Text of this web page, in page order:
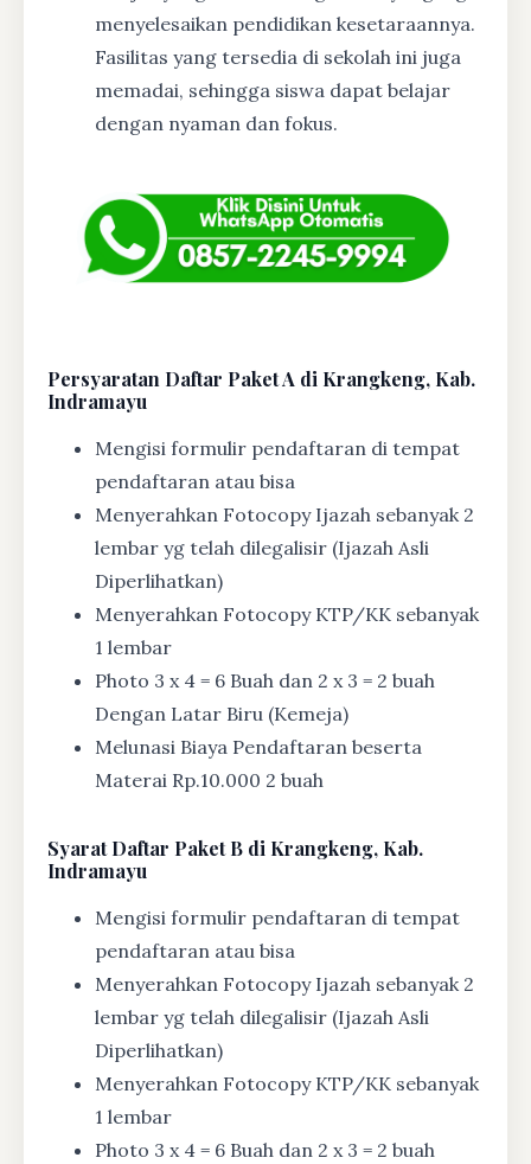
menyelesaikan pendidikan kesetaraannya.
Fasilitas yang tersedia di sekolah ini juga
memadai, sehingga siswa dapat belajar
dengan nyaman dan fokus.
Persyaratan Daftar Paket A di Krangkeng, Kab.
Indramayu
Mengisi formulir pendaftaran di tempat
pendaftaran atau bisa
Menyerahkan Fotocopy Ijazah sebanyak 2
lembar yg telah dilegalisir (Ijazah Asli
Diperlihatkan)
Menyerahkan Fotocopy KTP/KK sebanyak
1 lembar
Photo 3 x 4 = 6 Buah dan 2 x 3 = 2 buah
Dengan Latar Biru (Kemeja)
Melunasi Biaya Pendaftaran beserta
Materai Rp.10.000 2 buah
SyaratDaftar Paket B di Krangkeng, Kab.
Indramayu
Mengisi formulir pendaftaran di tempat
pendaftaran atau bisa
Menyerahkan Fotocopy Ijazah sebanyak 2
lembar yg telah dilegalisir (Ijazah Asli
Diperlihatkan)
Menyerahkan Fotocopy KTP/KK sebanyak
1 lembar
Photo 3 x 4 = 6 Buah dan 2 x 3 = 2 buah